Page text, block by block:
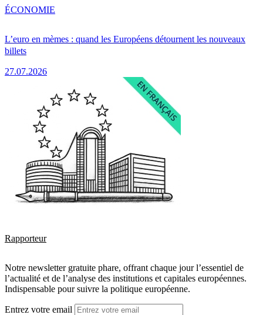
L’euro en mèmes : quand les Européens détournent les nouveaux
billets
27.07.2026
ÉCONOMIE
Rapporteur
Notre newsletter gratuite phare, offrant chaque jour l’essentiel de
l’actualité et de l’analyse des institutions et capitales européennes.
Indispensable pour suivre la politique européenne.
Entrez votre email